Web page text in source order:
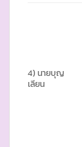
4) นายบุญ
เลียน